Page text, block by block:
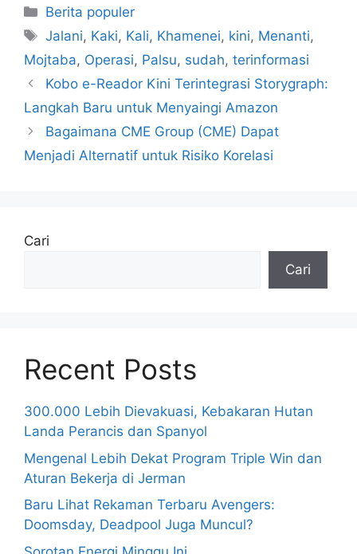
Kategori
Berita populer
Tag
Jalani, Kaki, Kali, Khamenei, kini, Menanti,
Mojtaba, Operasi, Palsu, sudah, terinformasi
Kobo e-Reador Kini Terintegrasi Storygraph:
Langkah Baru untuk Menyaingi Amazon
Bagaimana CME Group (CME) Dapat
Menjadi Alternatif untuk Risiko Korelasi
Cari
Cari
Recent Posts
300.000 Lebih Dievakuasi, Kebakaran Hutan
Landa Perancis dan Spanyol
Mengenal Lebih Dekat Program Triple Win dan
Aturan Bekerja di Jerman
Baru Lihat Rekaman Terbaru Avengers:
Doomsday, Deadpool Juga Muncul?